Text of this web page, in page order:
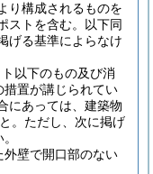
り構成されるものを
ストを含む。以下同
げる基準によらなけ
以下のもの及び消
措置が講じられてい
にあっては、建築物
。 ただし、次に掲げ
壁で開口部のない